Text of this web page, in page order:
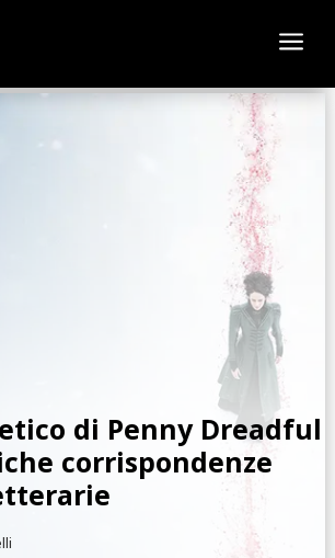
a
di Penny Dreadful
corrispondenze